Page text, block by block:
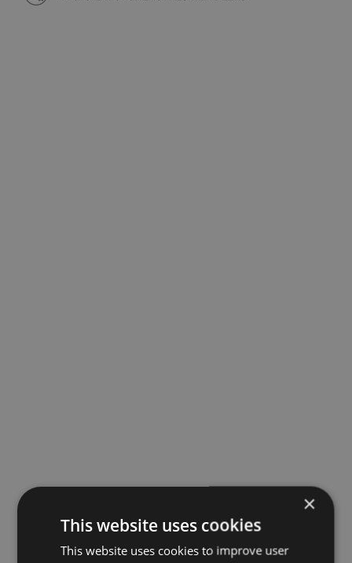
×
This website uses cookies
This website uses cookies to improve user